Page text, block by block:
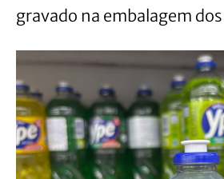
gravado na embalagem